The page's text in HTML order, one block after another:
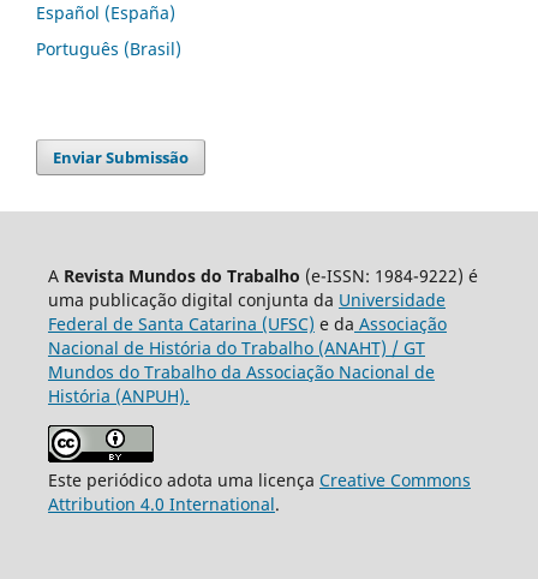
Español (España)
Português (Brasil)
Enviar Submissão
A Revista Mundos do Trabalho (e-ISSN: 1984-9222) é
uma publicação digital conjunta da Universidade
Federal de Santa Catarina (UFSC) e da Associação
Nacional de História do Trabalho (ANAHT) / GT
Mundos do Trabalho da Associação Nacional de
História (ANPUH).
Este periódico adota uma licença Creative Commons
Attribution 4.0 International.